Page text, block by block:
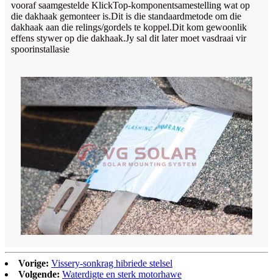
vooraf saamgestelde KlickTop-komponentsamestelling wat op
die dakhaak gemonteer is.Dit is die standaardmetode om die
dakhaak aan die relings/gordels te koppel.Dit kom gewoonlik
effens stywer op die dakhaak.Jy sal dit later moet vasdraai vir
spoorinstallasie
Vorige: Vissery-sonkrag hibriede stelsel
Volgende: Waterdigte en sterk motorhawe